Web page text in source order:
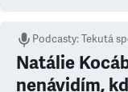
Podcasty:Tekutá
Natálie
nenávidím,